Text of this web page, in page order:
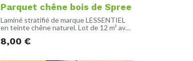
Parquet chêne bois de Spree
Laminé stratifié de marque LESSENTIEL
en teinte chêne naturel. Lot de 12 m² avec
8,00 €